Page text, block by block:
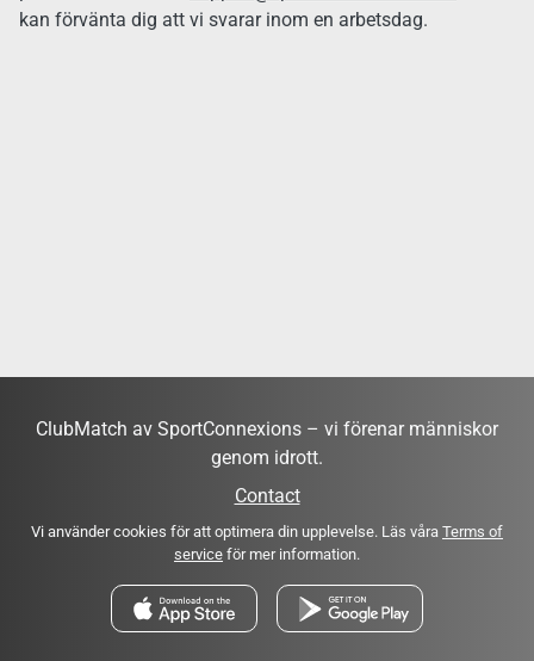
kan förvänta dig att vi svarar inom en arbetsdag.
ClubMatch av SportConnexions – vi förenar människor
genom idrott.
Contact
Vi använder cookies för att optimera din upplevelse. Läs våra Terms of
service för mer information.